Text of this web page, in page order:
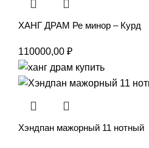
ХАНГ ДРАМ Ре минор – Курд
110000,00 ₽
Хэндпан мажорный 11 нотный